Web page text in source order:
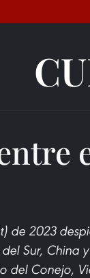
de 2023
Sur, China
del Conejo,